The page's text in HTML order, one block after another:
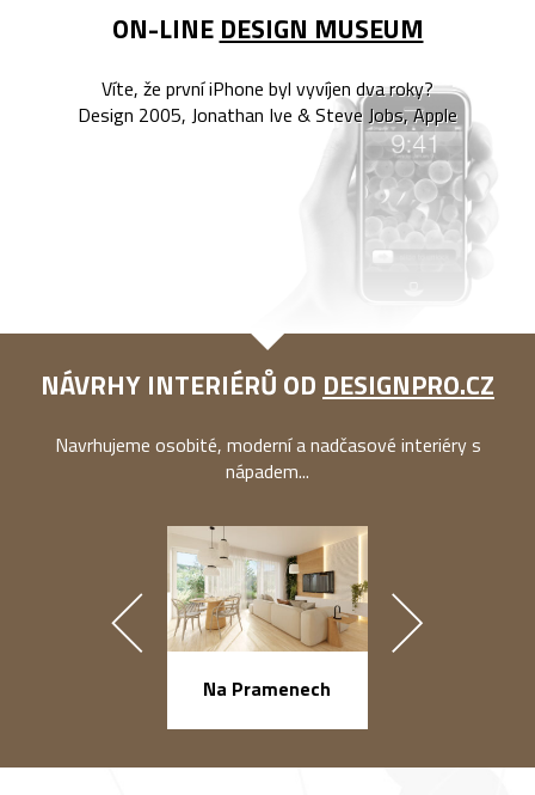
ON-LINE DESIGN MUSEUM
Víte, že první iPhone byl vyvíjen dva roky?
Design 2005, Jonathan Ive & Steve Jobs, Apple
NÁVRHY INTERIÉRŮ OD DESIGNPRO.CZ
Navrhujeme osobité, moderní a nadčasové interiéry s
nápadem...
Na Pramenech